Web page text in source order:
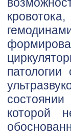
патологии
которой